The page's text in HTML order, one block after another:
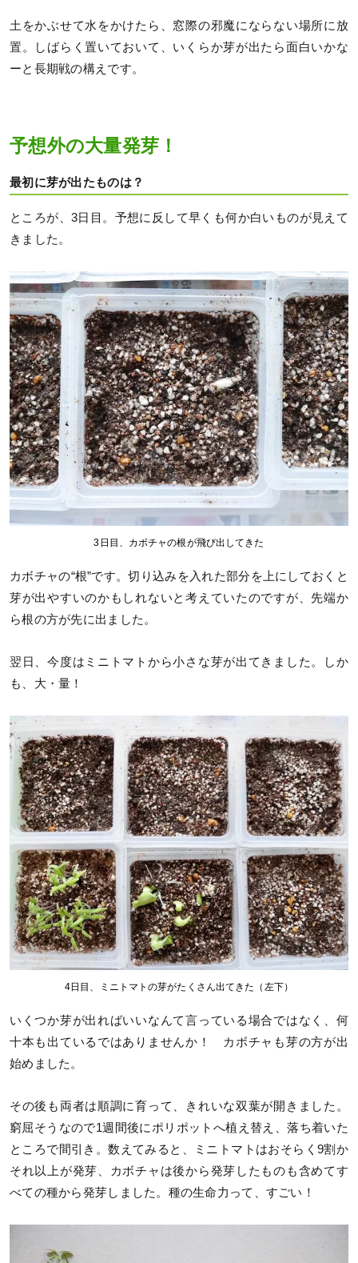
土をかぶせて水をかけたら、窓際の邪魔にならない場所に放
置。しばらく置いておいて、いくらか芽が出たら面白いかな
ーと長期戦の構えです。
予想外の大量発芽！
最初に芽が出たものは？
ところが、3日目。予想に反して早くも何か白いものが見えて
きました。
3日目、カボチャの根が飛び出してきた
カボチャの“根”です。切り込みを入れた部分を上にしておくと
芽が出やすいのかもしれないと考えていたのですが、先端か
ら根の方が先に出ました。
翌日、今度はミニトマトから小さな芽が出てきました。しか
も、大・量！
4日目、ミニトマトの芽がたくさん出てきた（左下）
いくつか芽が出ればいいなんて言っている場合ではなく、何
十本も出ているではありませんか！ カボチャも芽の方が出
始めました。
その後も両者は順調に育って、きれいな双葉が開きました。
窮屈そうなので1週間後にポリポットへ植え替え、落ち着いた
ところで間引き。数えてみると、ミニトマトはおそらく9割か
それ以上が発芽、カボチャは後から発芽したものも含めてす
べての種から発芽しました。種の生命力って、すごい！